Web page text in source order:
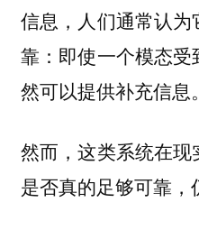
信息，人们通常认
靠：即使一个模态
然可以提供补充信息。
然而，这类系统在
是否真的足够可靠，